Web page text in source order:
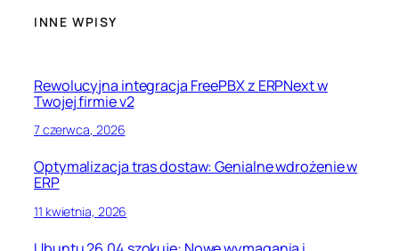
INNE WPISY
Rewolucyjna integracja FreePBX z ERPNext w
Twojej firmie v2
7 czerwca, 2026
Optymalizacja tras dostaw: Genialne wdrożenie w
ERP
11 kwietnia, 2026